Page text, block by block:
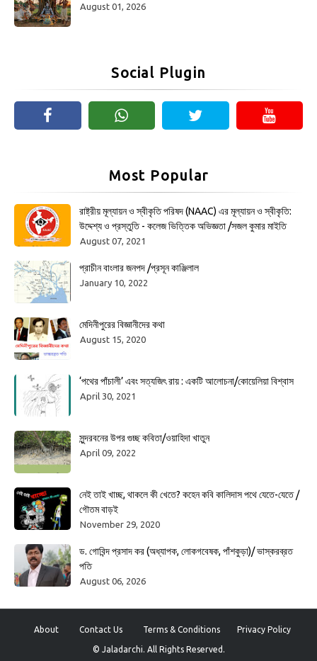
August 01, 2026
Social Plugin
Most Popular
রাষ্ট্রীয় মূল্যায়ন ও স্বীকৃতি পরিষদ (NAAC) এর মূল্যায়ন ও স্বীকৃতি:
উদ্দেশ্য ও প্রস্তুতি - কলেজ ভিত্তিক অভিজ্ঞতা /সজল কুমার মাইতি
August 07, 2021
প্রাচীন বাংলার জনপদ /প্রসূন কাঞ্জিলাল
January 10, 2022
মেদিনীপুরের বিজ্ঞানীদের কথা
August 15, 2020
‘পথের পাঁচালী’ এবং সত্যজিৎ রায় : একটি আলোচনা/কোয়েলিয়া বিশ্বাস
April 30, 2021
সুন্দরবনের উপর গুচ্ছ কবিতা/ওয়াহিদা খাতুন
April 09, 2022
নেই তাই খাচ্ছ, থাকলে কী খেতে? কহেন কবি কালিদাস পথে যেতে-যেতে /
গৌতম বাড়ই
November 29, 2020
ড. গোবিন্দ প্রসাদ কর (অধ্যাপক, লোকগবেষক, পাঁশকুড়া)/ ভাস্করব্রত
পতি
August 06, 2026
About Contact Us Terms & Conditions Privacy Policy
© Jaladarchi. All Rights Reserved.